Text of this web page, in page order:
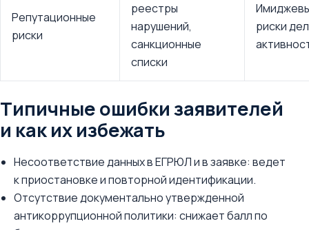
Репутационные
риски
реестры
нарушений,
санкционные
списки
риски
Типичные ошибки заявителей
и как их избежать
Несоответствие данных в ЕГРЮЛ и в заявке: ведет
к приостановке и повторной идентификации.
Отсутствие документально утвержденной
антикоррупционной политики: снижает балл по